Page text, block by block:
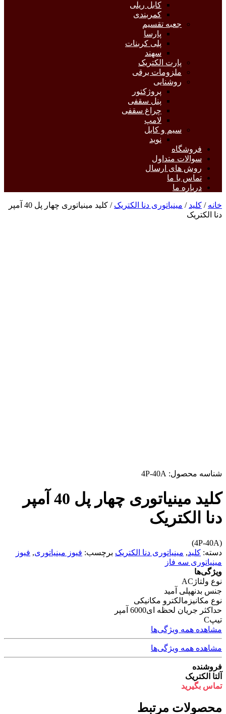
کابل ریلی
کمربندی
جعبه تقسیم
پارسا
پلی کربنات
سهند
پارت الکتریک
ملزومات برقی
روشنایی
پروژکتور
پنل سقفی
چراغ سقفی
لامپ
سیم و کابل
نوید
فروشگاه
سوالات متداول
روش های ارسال
تماس با ما
درباره ما
خانه / کلید / مینیاتوری دنا الکتریک
/ کلید مینیاتوری چهار پل 40 آمپر
دنا الکتریک
شناسه محصول: 4P-40A
کلید مینیاتوری چهار پل 40 آمپر
دنا الکتریک
(4P-40A)
دسته: کلید, مینیاتوری دنا الکتریک برچسب: فیوز مینیاتوری, فیوز
مینیاتوری سه فاز
ویژگی‌ها
نوع ولتاژ AC
جنس بدنهپلی آمید
نوع مکانیزمالکترو مکانیکی
حداکثر جریان لحظه ای6000 آمپر
تیپC
مشاهده همه ویژگی‌ها
مشاهده همه ویژگی‌ها
فروشنده
آلتا الکتریک
تماس بگیرید
محصولات مرتبط